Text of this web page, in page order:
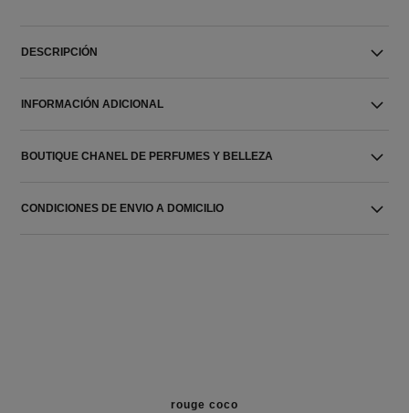
DESCRIPCIÓN
INFORMACIÓN ADICIONAL
BOUTIQUE CHANEL DE PERFUMES Y BELLEZA
CONDICIONES DE ENVIO A DOMICILIO
rouge coco